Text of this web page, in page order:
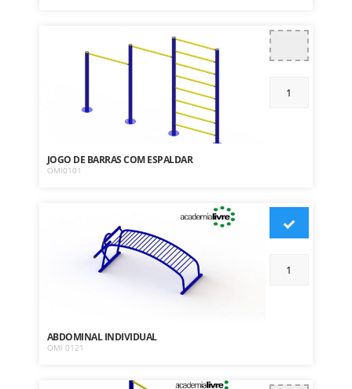
JOGO DE BARRAS COM ESPALDAR
OMI0101
ABDOMINAL INDIVIDUAL
OMI 0121